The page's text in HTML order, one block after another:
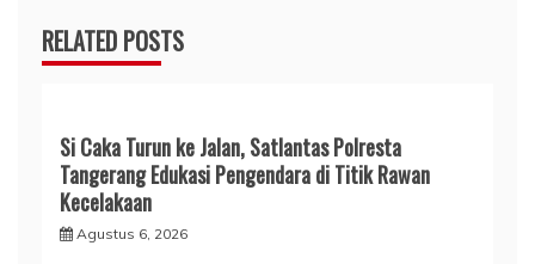
RELATED POSTS
Si Caka Turun ke Jalan, Satlantas Polresta
Tangerang Edukasi Pengendara di Titik Rawan
Kecelakaan
Agustus 6, 2026